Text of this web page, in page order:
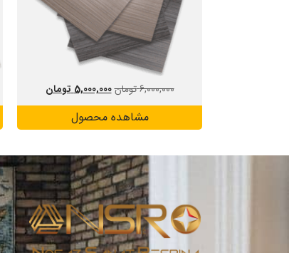
6,000,000تومان5,000,000تومان
مشاهده محصول